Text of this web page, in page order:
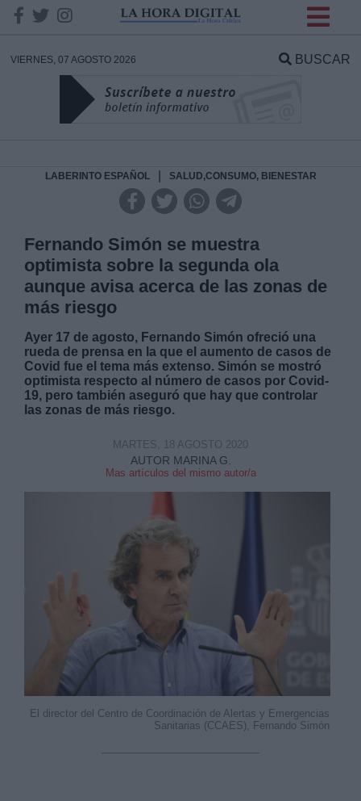
VIERNES, 07 AGOSTO 2026 BUSCAR
LABERINTO ESPAÑOL SALUD,CONSUMO, BIENESTAR
Fernando Simón se muestra
optimista sobre la segunda ola
aunque avisa acerca de las zonas de
más riesgo
Ayer 17 de agosto, Fernando Simón ofreció una
rueda de prensa en la que el aumento de casos de
Covid fue el tema más extenso. Simón se mostró
optimista respecto al número de casos por Covid-
19, pero también aseguró que hay que controlar
las zonas de más riesgo.
AUTOR MARINA G.
Mas artículos del mismo autor/a
MARTES, 18 AGOSTO 2020
El director del Centro de Coordinación de Alertas y Emergencias
Sanitarias (CCAES), Fernando Simón
DATOS
Responsable:
Legitimación:
Destinatarios:
Información adicional